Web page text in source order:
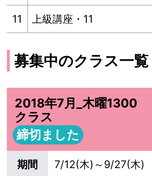
11 上級講座・11
募集中のクラス一覧
2018年7月_木曜1300
クラス
締切ました
期間 7/12(木)～9/27(木)